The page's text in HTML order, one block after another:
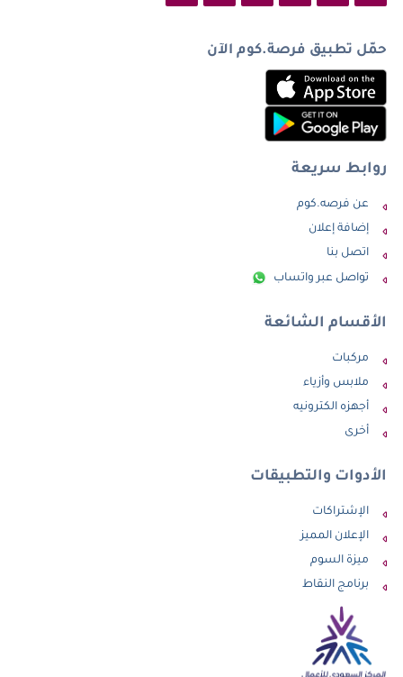
حمّل تطبيق فرصة.كوم الآن
روابط سريعة
عن فرصه.كوم
إضافة إعلان
اتصل بنا
تواصل عبر واتساب
الأقسام الشائعة
مركبات
ملابس وأزياء
أجهزه الكترونيه
أخرى
الأدوات والتطبيقات
الإشتراكات
الإعلان المميز
ميزة السوم
برنامج النقاط